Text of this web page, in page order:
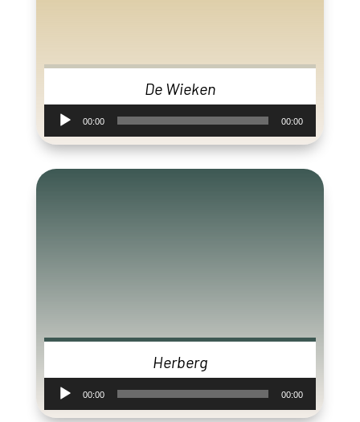
De Wieken
Audiospeler
00:00 00:00
Herberg
Audiospeler
00:00 00:00